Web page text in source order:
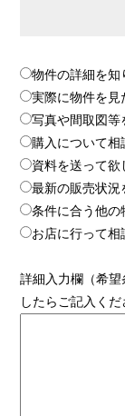
物件の詳細を知
実際に物件を見
写真や間取図等
購入について相
資料を送って欲
最新の販売状況
条件に合う他の
お店に行って相
詳細入力欄（希
したらご記入くだ